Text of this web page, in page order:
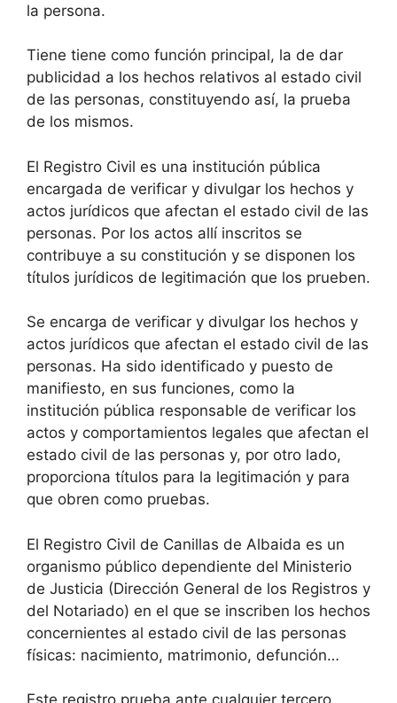
la persona.
Tiene tiene como función principal, la de dar
publicidad a los hechos relativos al estado civil
de las personas, constituyendo así, la prueba
de los mismos.
El Registro Civil es una institución pública
encargada de verificar y divulgar los hechos y
actos jurídicos que afectan el estado civil de las
personas. Por los actos allí inscritos se
contribuye a su constitución y se disponen los
títulos jurídicos de legitimación que los prueben.
Se encarga de verificar y divulgar los hechos y
actos jurídicos que afectan el estado civil de las
personas. Ha sido identificado y puesto de
manifiesto, en sus funciones, como la
institución pública responsable de verificar los
actos y comportamientos legales que afectan el
estado civil de las personas y, por otro lado,
proporciona títulos para la legitimación y para
que obren como pruebas.
El Registro Civil de Canillas de Albaida es un
organismo público dependiente del Ministerio
de Justicia (Dirección General de los Registros y
del Notariado) en el que se inscriben los hechos
concernientes al estado civil de las personas
físicas: nacimiento, matrimonio, defunción…